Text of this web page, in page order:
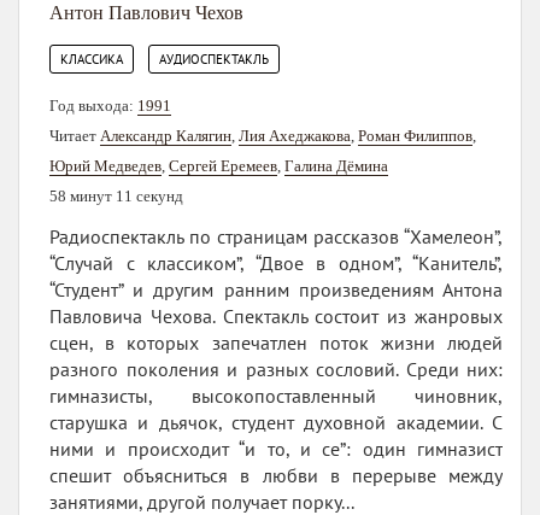
Антон Павлович Чехов
КЛАССИКА АУДИОСПЕКТАКЛЬ
Год выхода: 1991
Читает Александр Калягин Лия Ахеджакова Роман Филиппов
Юрий Медведев Сергей Еремеев Галина Дёмина
58 минут 11 секунд
Радиоспектакль по страницам рассказов “Хамелеон”,
“Случай с классиком”, “Двое в одном”, “Канитель”,
“Студент” и другим ранним произведениям Антона
Павловича Чехова. Спектакль состоит из жанровых
сцен, в которых запечатлен поток жизни людей
разного поколения и разных сословий. Среди них:
гимназисты, высокопоставленный чиновник,
старушка и дьячок, студент духовной академии. С
ними и происходит “и то, и се”: один гимназист
спешит объясниться в любви в перерыве между
занятиями, другой получает порку...